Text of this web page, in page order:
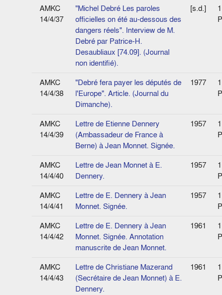
AMKC
14/4/37
"Michel Debré Les paroles
officielles on été au-dessous des
dangers réels". Interview de M.
Debré par Patrice-H.
Desaubliaux [74.09]. (Journal
non identifié).
[s.d.]
1
AMKC
14/4/38
"Debré fera payer les députés de
l'Europe". Article. (Journal du
Dimanche).
1977
1
AMKC
14/4/39
Lettre de Etienne Dennery
(Ambassadeur de France à
Berne) à Jean Monnet. Signée.
1957
1
AMKC
14/4/40
Lettre de Jean Monnet à E.
Dennery.
1957
1
AMKC
14/4/41
Lettre de E. Dennery à Jean
Monnet. Signée.
1957
1
AMKC
14/4/42
Lettre de E. Dennery à Jean
Monnet. Signée. Annotation
manuscrite de Jean Monnet.
1961
1
AMKC
14/4/43
Lettre de Christiane Mazerand
(Secrétaire de Jean Monnet) à E.
Dennery.
1961
1